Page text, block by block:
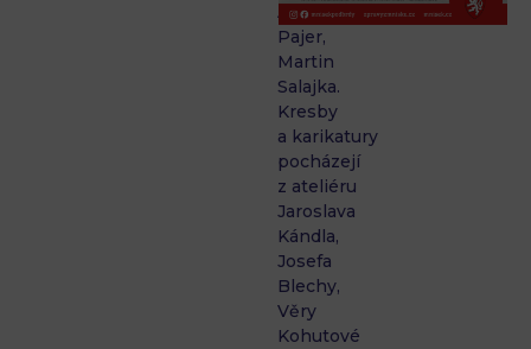
Alan
Pajer,
Martin
Salajka.
Kresby
a karikatury
pocházejí
z ateliéru
Jaroslava
Kándla,
Josefa
Blechy,
Věry
Kohutové